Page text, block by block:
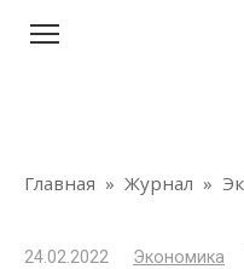
Главная » Журнал »
24.02.2022 Экономика